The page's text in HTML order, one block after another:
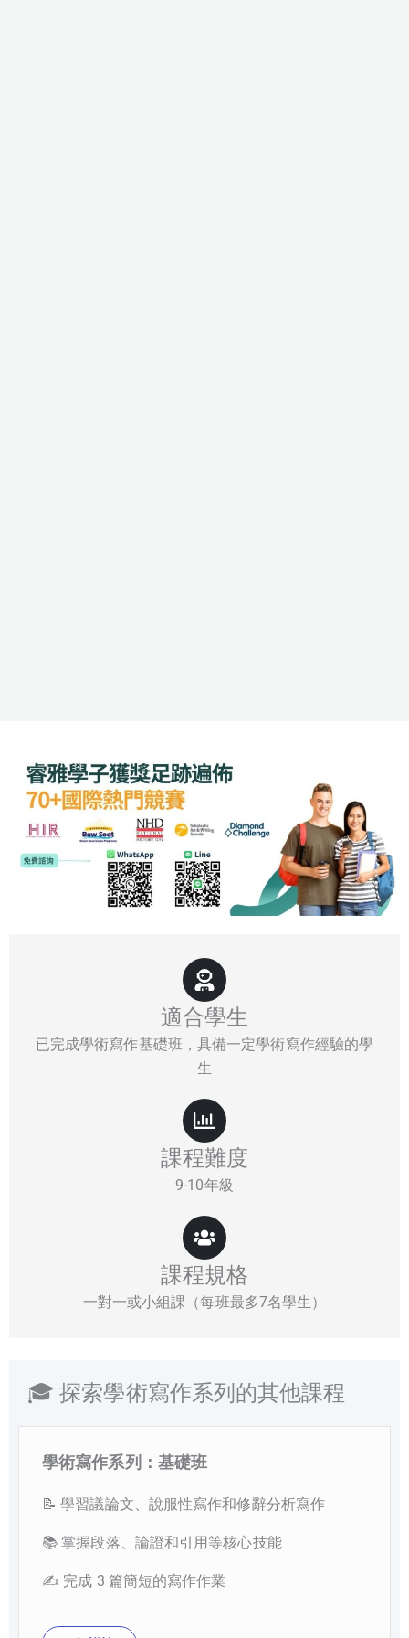
適合學生
已完成學術寫作基礎班，具備一定學術寫作經驗的學
生
課程難度
9-10年級
課程規格
一對一或小組課（每班最多7名學生）
🎓 探索學術寫作系列的其他課程
學術寫作系列：基礎班
📝 學習議論文、說服性寫作和修辭分析寫作
📚 掌握段落、論證和引用等核心技能
✍️ 完成 3 篇簡短的寫作作業